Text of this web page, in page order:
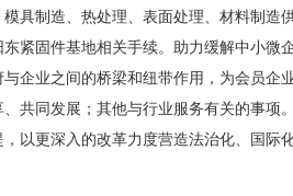
具制造、热处理、表面处理、材料制
紧固件基地相关手续。助力缓解中小
企业之间的桥梁和纽带作用，为会员企
共同发展；其他与行业服务有关的事
以更深入的改革力度营造法治化、国